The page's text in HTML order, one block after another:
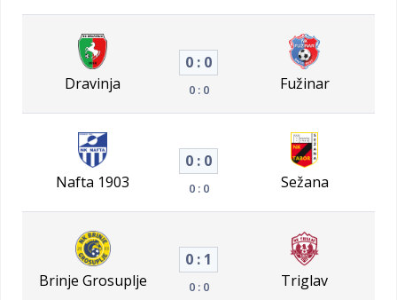
Dravinja
0 : 0
0 : 0 Fužinar
Nafta 1903
0 : 0
0 : 0 Sežana
Brinje Grosuplje
0 : 1
0 : 0 Triglav